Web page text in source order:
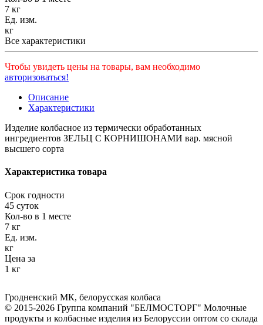
7 кг
Ед. изм.
кг
Все характеристики
Чтобы увидеть цены на товары, вам необходимо
авторизоваться!
Описание
Характеристики
Изделие колбасное из термически обработанных
ингредиентов ЗЕЛЬЦ С КОРНИШОНАМИ вар. мясной
высшего сорта
Характеристика товара
Срок годности
45 суток
Кол-во в 1 месте
7 кг
Ед. изм.
кг
Цена за
1 кг
Гродненский МК, белорусская колбаса
© 2015-2026 Группа компаний "БЕЛМОСТОРГ" Молочные
продукты и колбасные изделия из Белоруссии оптом со склада